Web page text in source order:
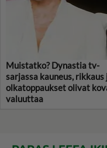
Muistatko? Dynastia tv-
sarjassa kauneus, rikkaus
olkatoppaukset olivat
valuuttaa